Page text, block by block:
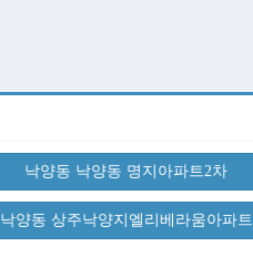
낙양동 낙양동 명지아파트2차
낙양동 상주낙양지엘리베라움아파트